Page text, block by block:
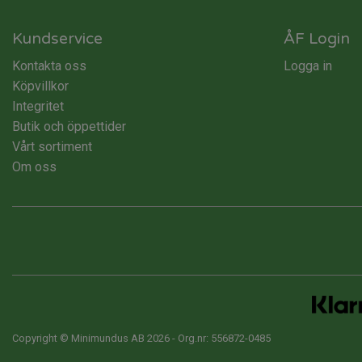
Kundservice
Kontakta oss
Köpvillkor
Integritet
Butik och öppettider
Vårt sortiment
Om oss
ÅF Login
Logga in
Copyright © Minimundus AB 2026 - Org.nr: 556872-0485